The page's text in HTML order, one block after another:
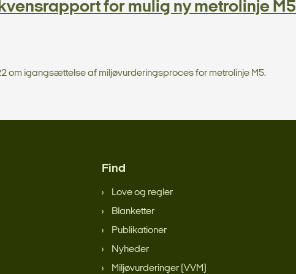
for mulig ny metrolinje M5
om igangsættelse af miljøvurderingsproces for metrolinje M5.
Find
Love og regler
Blanketter
Publikationer
Nyheder
Miljøvurderinger (VVM)